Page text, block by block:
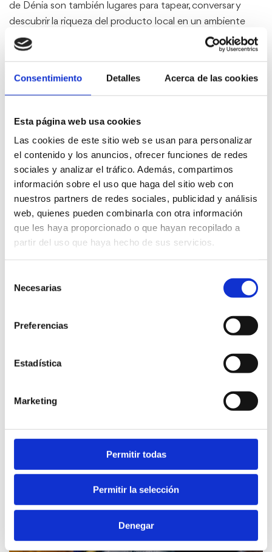
Consentimiento Detalles Acerca de las cookies
Esta página web usa cookies
Las cookies de este sitio web se usan para personalizar
el contenido y los anuncios, ofrecer funciones de redes
sociales y analizar el tráfico. Además, compartimos
información sobre el uso que haga del sitio web con
nuestros partners de redes sociales, publicidad y análisis
web, quienes pueden combinarla con otra información
que les haya proporcionado o que hayan recopilado a
partir del uso que haya hecho de sus servicios.
Necesarias
Preferencias
Estadística
Marketing
Permitir todas
Permitir la selección
Denegar
de Dénia son también lugares para tapear, conversar y
descubrir la riqueza del producto local en un ambiente
cercano y acogedor.
Y para acompañar la buena mesa, nada mejor que explorar
que reflejan el carácter mediterráneo del territorio. Desde
el vino también forma parte del paisaje y del alma de